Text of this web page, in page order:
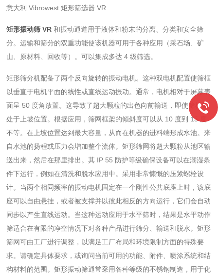
意大利 Vibrowest 矩形筛选器 VR
矩形振动筛 VR 和振动通道用于液体和粉末的分离、分类和安全筛
分。运输和筛分的双重功能使该机器可用于各种应用（采石场、矿
山、原材料、回收等）。可以集成多达 4 级筛选。
矩形筛分机配备了两个反向旋转的振动电机。这种双电机配置使筛框
以垂直于电机平面的线性或直线运动振动。通常，电机相对于屏幕表
面呈 50 度角放置。这导致了超大颗粒的出色向前输送，即使筛框架
处于上坡位置。根据应用，筛网框架的倾斜度可以从 10 度到 15 度
不等。在上坡位置达到最大容量，从而在机器的进料端形成水池。来
自水池的扬程或压力会增加整个流体。矩形筛网将超大颗粒从池区输
送出来，然后在那里排出。其 IP 55 防护等级确保设备可以在潮湿条
件下运行，例如在清洗和脱水应用中。采用非常慷慨的压紧螺栓设
计。当两个相同频率的振动电机固定在一个刚性公共底座上时，该底
座可以自由悬挂，或者被支撑并以彼此相反的方向运行，它们会自动
同步以产生直线运动。当这种运动应用于水平筛时，结果是水平动作
筛适合在有限的净空情况下对各种产品进行筛分、输送和脱水。矩形
筛网可由工厂进行调整，以满足工厂布局和环境限制方面的特殊要
求。请确定具体要求，或询问当前可用的功能、附件、喷涂系统和结
构材料的范围。矩形振动筛通常采用各种等级的不锈钢制造，用于化